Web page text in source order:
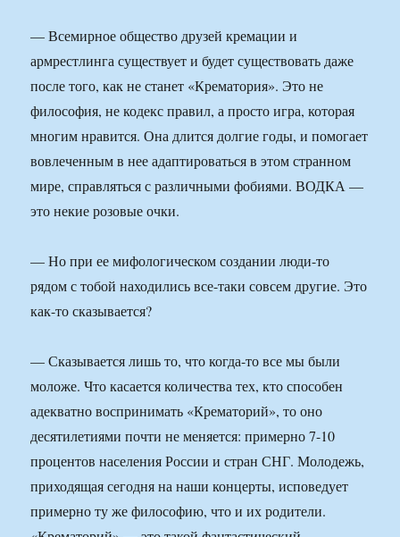
— Всемирное общество друзей кремации и
армрестлинга существует и будет существовать даже
после того, как не станет «Крематория». Это не
философия, не кодекс правил, а просто игра, которая
многим нравится. Она длится долгие годы, и помогает
вовлеченным в нее адаптироваться в этом странном
мире, справляться с различными фобиями. ВОДКА —
это некие розовые очки.
— Но при ее мифологическом создании люди-то
рядом с тобой находились все-таки совсем другие. Это
как-то сказывается?
— Сказывается лишь то, что когда-то все мы были
моложе. Что касается количества тех, кто способен
адекватно воспринимать «Крематорий», то оно
десятилетиями почти не меняется: примерно 7-10
процентов населения России и стран СНГ. Молодежь,
приходящая сегодня на наши концерты, исповедует
примерно ту же философию, что и их родители.